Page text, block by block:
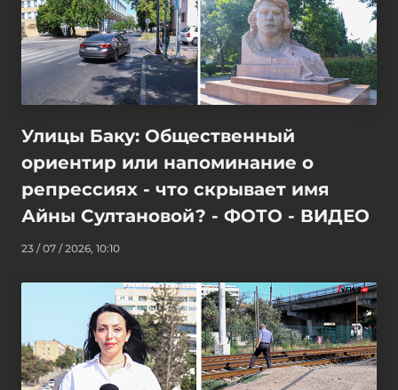
Улицы Баку: Общественный
ориентир или напоминание о
репрессиях - что скрывает имя
Айны Султановой? - ФОТО - ВИДЕО
23 / 07 / 2026, 10:10